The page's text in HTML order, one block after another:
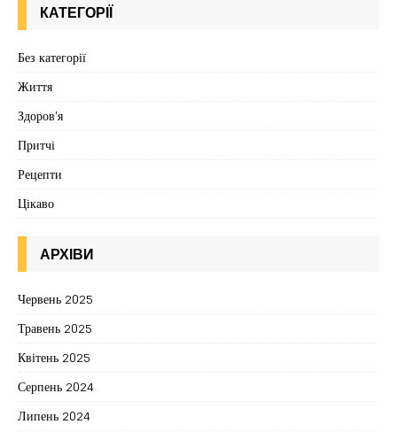
КАТЕГОРІЇ
Без категорії
Життя
Здоров'я
Притчі
Рецепти
Цікаво
АРХІВИ
Червень 2025
Травень 2025
Квітень 2025
Серпень 2024
Липень 2024